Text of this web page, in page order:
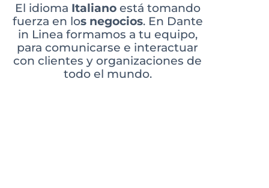
El idioma Italiano está tomando
fuerza en los negocios. En Dante
in Linea formamos a tu equipo,
para comunicarse e interactuar
con clientes y organizaciones de
todo el mundo.